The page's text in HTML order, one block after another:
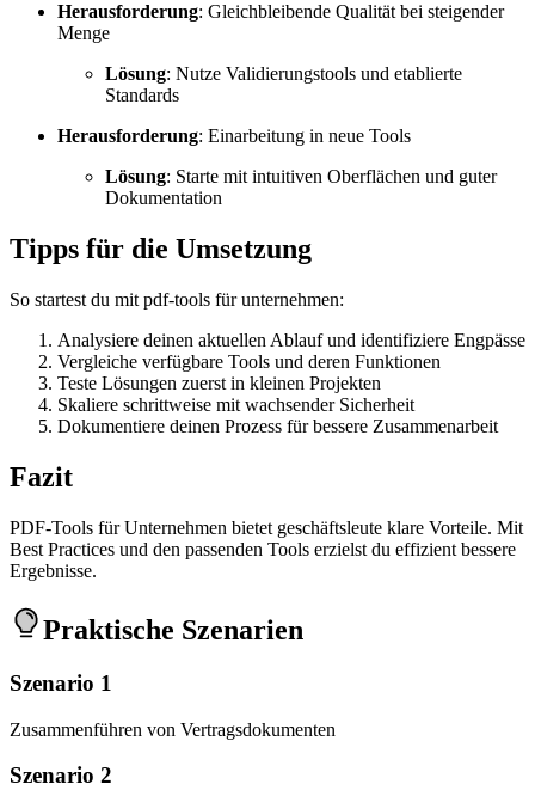
Herausforderung: Gleichbleibende Qualität bei steigender
Menge
Lösung: Nutze Validierungstools und etablierte
Standards
Herausforderung: Einarbeitung in neue Tools
Lösung: Starte mit intuitiven Oberflächen und guter
Dokumentation
Tipps für die Umsetzung
So startest du mit pdf-tools für unternehmen:
Analysiere deinen aktuellen Ablauf und identifiziere Engpässe
Vergleiche verfügbare Tools und deren Funktionen
Teste Lösungen zuerst in kleinen Projekten
Skaliere schrittweise mit wachsender Sicherheit
Dokumentiere deinen Prozess für bessere Zusammenarbeit
Fazit
PDF-Tools für Unternehmen bietet geschäftsleute klare Vorteile. Mit
Best Practices und den passenden Tools erzielst du effizient bessere
Ergebnisse.
Praktische Szenarien
Szenario 1
Zusammenführen von Vertragsdokumenten
Szenario 2